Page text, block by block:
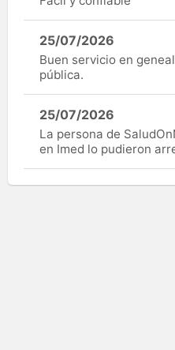
25/07/2026
Buen servicio en
pública.
25/07/2026
La persona de
en Imed lo pudieron